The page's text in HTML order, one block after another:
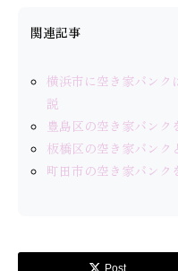
関連記事
横浜市に空き家バンク
説
豊島区の空き家バン
板橋区の空き家バンク
町田市の空き家バンク
Post